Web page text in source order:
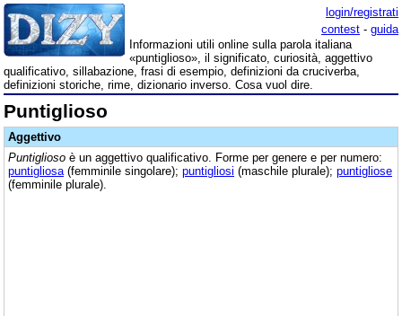
login/registrati
contest - guida
Informazioni utili online sulla parola italiana
«puntiglioso», il significato, curiosità, aggettivo
qualificativo, sillabazione, frasi di esempio, definizioni da cruciverba,
definizioni storiche, rime, dizionario inverso. Cosa vuol dire.
Puntiglioso
Aggettivo
Puntiglioso è un aggettivo qualificativo. Forme per genere e per numero:
puntigliosa (femminile singolare); puntigliosi (maschile plurale); puntigliose
(femminile plurale).